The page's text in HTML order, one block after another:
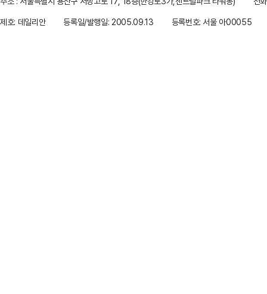
제호: 데일리안
등록일/발행일: 2005.09.13 등록번호: 서울 아00055